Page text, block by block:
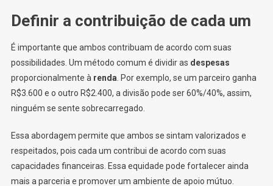
Definir a contribuição de cada um
É importante que ambos contribuam de acordo com suas
possibilidades. Um método comum é dividir as despesas
proporcionalmente à renda . Por exemplo, se um parceiro ganha
R$3.600 e o outro R$2.400, a divisão pode ser 60%/40%, assim,
ninguém se sente sobrecarregado.
Essa abordagem permite que ambos se sintam valorizados e
respeitados, pois cada um contribui de acordo com suas
capacidades financeiras. Essa equidade pode fortalecer ainda
mais a parceria e promover um ambiente de apoio mútuo.